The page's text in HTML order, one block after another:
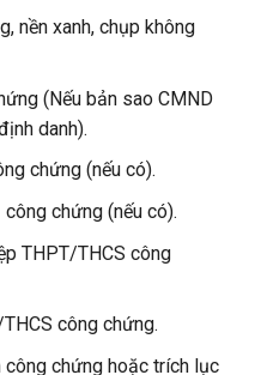
nền xanh, chụp không
(Nếu bản sao CMND
danh).
chứng (nếu có).
chứng (nếu có).
THPT/THCS công
công chứng.
chứng hoặc trích lục